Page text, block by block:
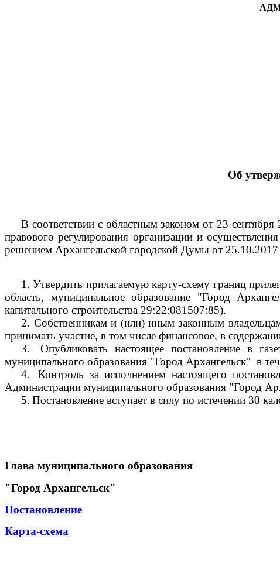
Об
В соответствии с областным законом от 23
правового регулирования организации и
решением Архангельской городской Думы от
1. Утвердить прилагаемую карту-схему границ
область, муниципальное образование "Город
капитального строительства 29:22:081507:85).
2. Собственникам и (или) иным законным
принимать участие, в том числе финансовое, в
3.
Опубликовать настоящее постановление в
муниципального образования "Город Архангельск" в
4.
Контроль за исполнением настоящего
Администрации муниципального образования "Город
5. Постановление вступает в силу по истечении 30
Глава муниципального образования
"Город Архангельск"
Постановление
Карта-схема